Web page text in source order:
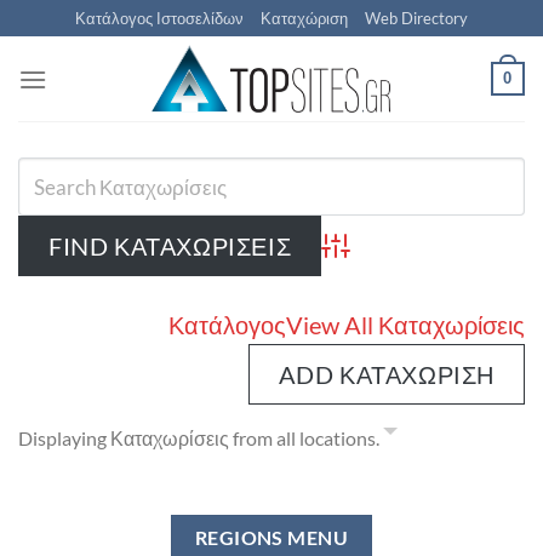
Μετάβαση
στο
περιεχόμενο
Κατάλογος Ιστοσελίδων Καταχώριση Web Directory
0
Advanced Search
ΚατάλογοςView All Καταχωρίσεις
ADD ΚΑΤΑΧΏΡΙΣΗ
Displaying Καταχωρίσεις from all locations.